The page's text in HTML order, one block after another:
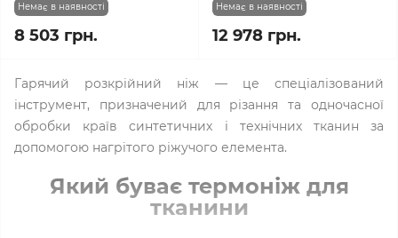
Немає в наявності
8 503 грн.
Немає в наявності
12 978 грн.
Гарячий розкрійний ніж — це спеціалізований
інструмент, призначений для різання та одночасної
обробки країв синтетичних і технічних тканин за
допомогою нагрітого ріжучого елемента.
Який буває термоніж для
тканини